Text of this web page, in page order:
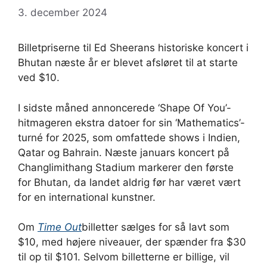
3. december 2024
Billetpriserne til Ed Sheerans historiske koncert i
Bhutan næste år er blevet afsløret til at starte
ved $10.
I sidste måned annoncerede ‘Shape Of You’-
hitmageren ekstra datoer for sin ‘Mathematics’-
turné for 2025, som omfattede shows i Indien,
Qatar og Bahrain. Næste januars koncert på
Changlimithang Stadium markerer den første
for Bhutan, da landet aldrig før har været vært
for en international kunstner.
Om Time Outbilletter sælges for så lavt som
$10, med højere niveauer, der spænder fra $30
til op til $101. Selvom billetterne er billige, vil